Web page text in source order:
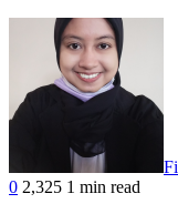
0 2,325 1 min read